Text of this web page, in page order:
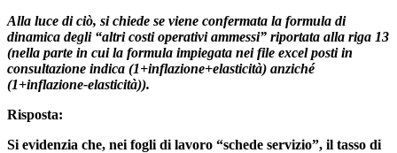
Alla luce di ciò, si chiede se viene confermata la formula di
dinamica degli “altri costi operativi ammessi” riportata alla riga 13
(nella parte in cui la formula impiegata nei file excel posti in
consultazione indica (1+inflazione+elasticità) anziché
(1+inflazione-elasticità)).
Risposta:
Si evidenzia che, nei fogli di lavoro “schede servizio”, il tasso di